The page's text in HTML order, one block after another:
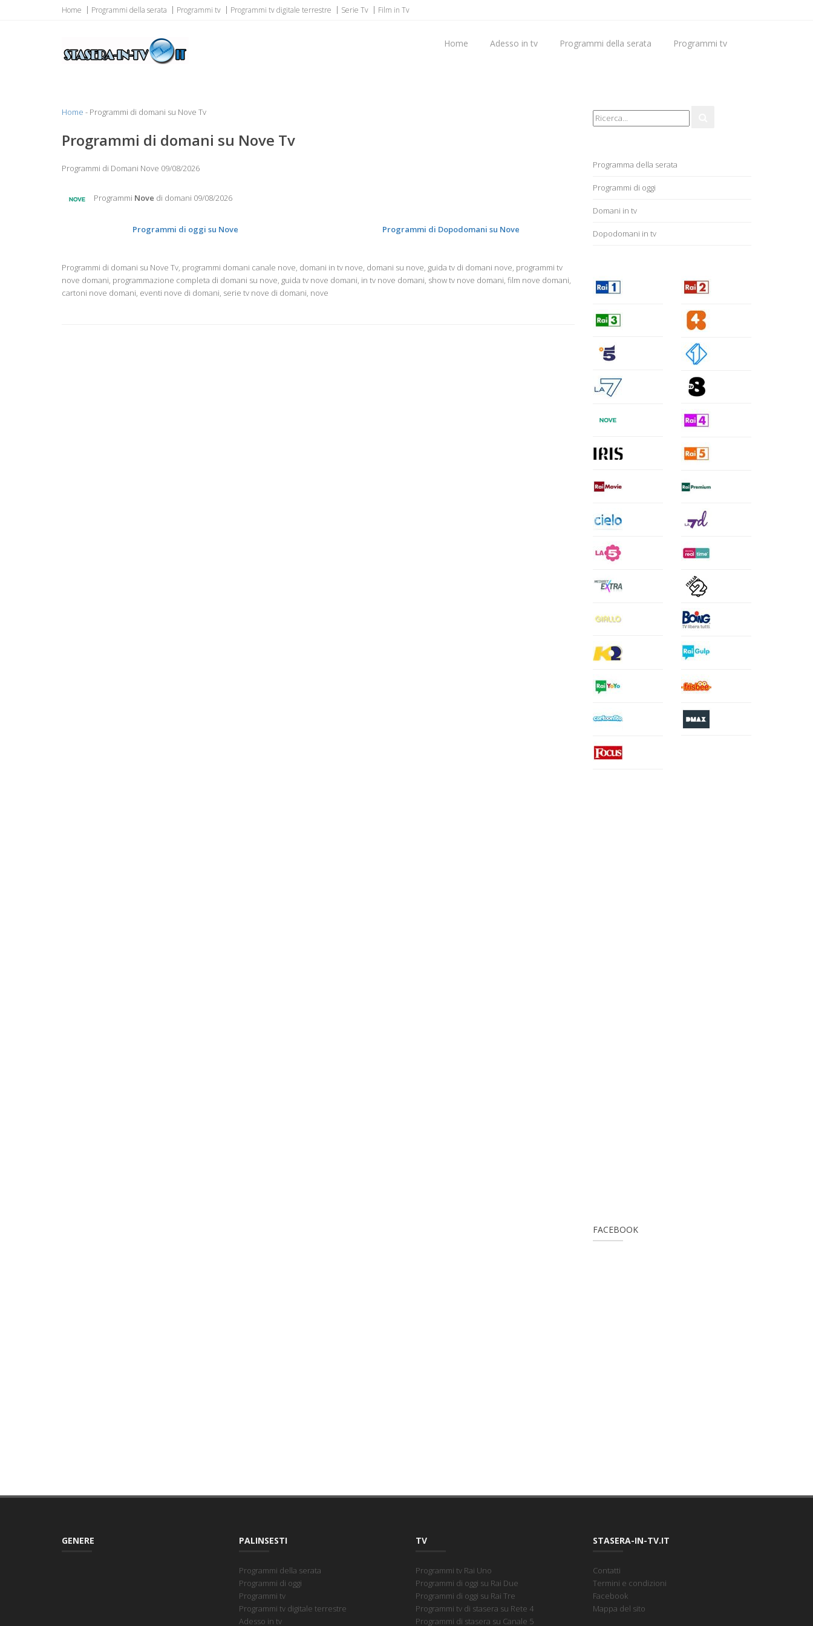
Home Programmi della serata Programmi tv Programmi tv digitale terrestre Serie Tv Film in Tv
Home Adesso in tv Programmi della serata Programmi tv
Stasera in Tv
Tutti i programmi tv di stasera, I film di oggi e di domani...
Programmi di oggi
Home - Programmi di domani su Nove Tv
Programmi di domani su Nove Tv
Programmi di Domani Nove 09/08/2026
Programmi Nove di domani 09/08/2026
Programmi di oggi su Nove Programmi di Dopodomani su Nove
Programmi di domani su Nove Tv, programmi domani canale nove, domani in tv nove, domani su nove, guida tv di domani nove, programmi tv
nove domani, programmazione completa di domani su nove, guida tv nove domani, in tv nove domani, show tv nove domani, film nove domani,
cartoni nove domani, eventi nove di domani, serie tv nove di domani, nove
Programma della serata
Programmi di oggi
Domani in tv
Dopodomani in tv
FACEBOOK
GENERE PALINSESTI
Programmi della serata
Programmi di oggi
Programmi tv
Programmi tv digitale terrestre
Adesso in tv
TV
Programmi tv Rai Uno
Programmi di oggi su Rai Due
Programmi di oggi su Rai Tre
Programmi tv di stasera su Rete 4
Programmi di stasera su Canale 5
STASERA-IN-TV.IT
Contatti
Termini e condizioni
Facebook
Mappa del sito